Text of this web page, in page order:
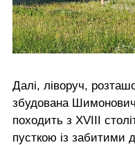
Далі, ліворуч,
збудована
походить з XVIII
пусткою із забитими